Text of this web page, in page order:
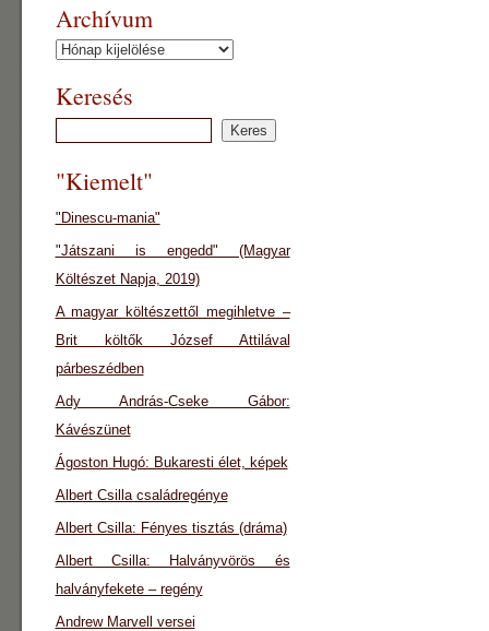
Archívum
Archívum
Keresés
"Kiemelt"
"Dinescu-mania"
"Játszani is engedd" (Magyar
Költészet Napja, 2019)
A magyar költészettől megihletve –
Brit költők József Attilával
párbeszédben
Ady András-Cseke Gábor:
Kávészünet
Ágoston Hugó: Bukaresti élet, képek
Albert Csilla családregénye
Albert Csilla: Fényes tisztás (dráma)
Albert Csilla: Halványvörös és
halványfekete – regény
Andrew Marvell versei